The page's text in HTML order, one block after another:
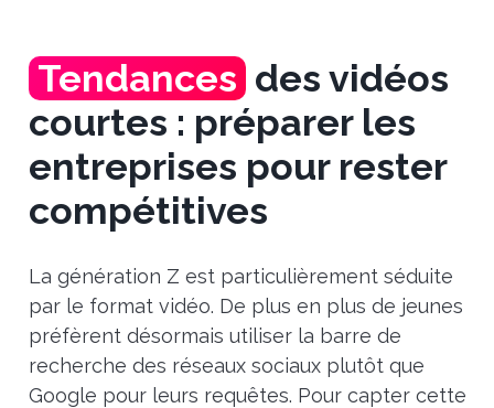
Tendancesdes vidéos
courtes : préparer les
entreprises pour rester
compétitives
La génération Z est particulièrement séduite
par le format vidéo. De plus en plus de jeunes
préfèrent désormais utiliser la barre de
recherche des réseaux sociaux plutôt que
Google pour leurs requêtes. Pour capter cette